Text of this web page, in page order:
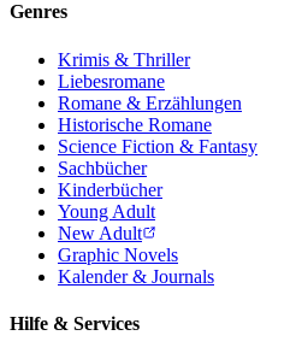
Genres
Krimis & Thriller
Liebesromane
Romane & Erzählungen
Historische Romane
Science Fiction & Fantasy
Sachbücher
Kinderbücher
Young Adult
New Adult
Graphic Novels
Kalender & Journals
Hilfe & Services